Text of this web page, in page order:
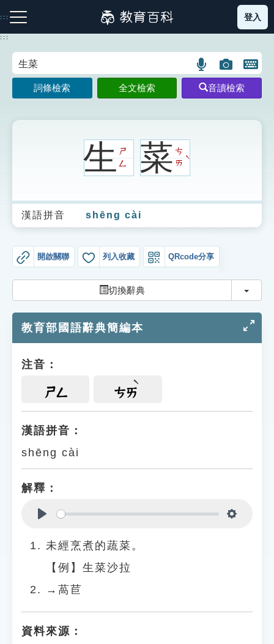
到
主
:::
注音索引圖示 筆畫索引圖示 部首索引表圖示
生字詞彙表
成語故事
索引選單
單字索引
遊戲專區
貓頭鷹博士
登入
:::
語
言
搜
圖
片
搜
開
鍵
圖
詞條檢索 全文檢索 音讀檢索
生ㄕ
ㄥ
菜ㄘ
ㄞ
ˋ
漢語拼音 shēng cài
開啟關聯 列入收藏 QRcode分享
切換辭典 切換
教育部國語辭典簡編本
注音：
ㄕㄥ ㄘㄞ
漢語拼音：
shēng cài
解釋：
未經烹煮的蔬菜。
【例】生菜沙拉
→萵苣
資料來源：